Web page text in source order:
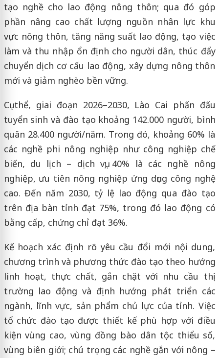
tạo nghề cho lao động nông thôn; qua đó góp
phần nâng cao chất lượng nguồn nhân lực khu
vực nông thôn, tăng năng suất lao động, tạo việc
làm và thu nhập ổn định cho người dân, thúc đẩy
chuyển dịch cơ cấu lao động, xây dựng nông thôn
mới và giảm nghèo bền vững.
Cụ thể, giai đoạn 2026–2030, Lào Cai phấn đấu
tuyển sinh và đào tạo khoảng 142.000 người, bình
quân 28.400 người/năm. Trong đó, khoảng 60% là
các nghề phi nông nghiệp như công nghiệp chế
biến, du lịch – dịch vụ; 40% là các nghề nông
nghiệp, ưu tiên nông nghiệp ứng dụng công nghệ
cao. Đến năm 2030, tỷ lệ lao động qua đào tạo
trên địa bàn tỉnh đạt 75%, trong đó lao động có
bằng cấp, chứng chỉ đạt 36%.
Kế hoạch xác định rõ yêu cầu đổi mới nội dung,
chương trình và phương thức đào tạo theo hướng
linh hoạt, thực chất, gắn chặt với nhu cầu thị
trường lao động và định hướng phát triển các
ngành, lĩnh vực, sản phẩm chủ lực của tỉnh. Việc
tổ chức đào tạo được thiết kế phù hợp với điều
kiện vùng cao, vùng đồng bào dân tộc thiểu số,
vùng biên giới; chú trọng các nghề gắn với nông –